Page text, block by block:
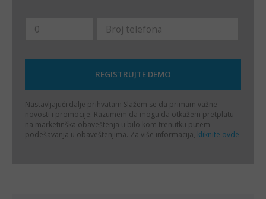
Nastavljajući dalje prihvatam Slažem se da primam važne
novosti i promocije. Razumem da mogu da otkažem pretplatu
na marketinška obaveštenja u bilo kom trenutku putem
podešavanja u obaveštenjima. Za više informacija, kliknite ovde